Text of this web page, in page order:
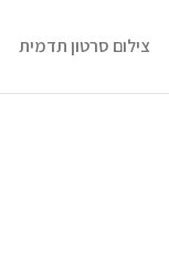
צילום סרטון תדמית